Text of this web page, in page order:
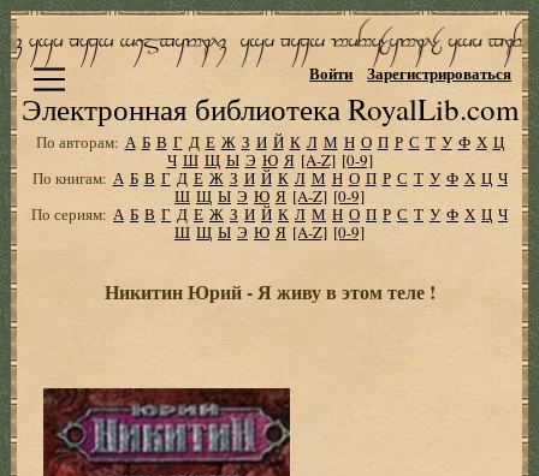
Электронная библиотека RoyalLib.com
Войти Зарегистрироваться
По авторам: А Б В Г Д Е Ж З И Й К Л М Н О П Р С Т У Ф Х Ц
Ч Ш Щ Ы Э Ю Я [A-Z] [0-9]
По книгам: А Б В Г Д Е Ж З И Й К Л М Н О П Р С Т У Ф Х Ц Ч
Ш Щ Ы Э Ю Я [A-Z] [0-9]
По сериям: А Б В Г Д Е Ж З И Й К Л М Н О П Р С Т У Ф Х Ц Ч
Ш Щ Ы Э Ю Я [A-Z] [0-9]
Никитин Юрий - Я живу в этом теле !